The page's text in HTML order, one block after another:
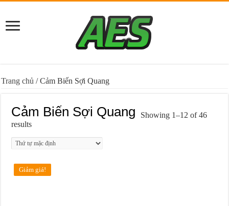
Trang chủ / Cảm Biến Sợi Quang
Cảm Biến Sợi Quang
Showing 1–12 of 46
results
Giảm giá!